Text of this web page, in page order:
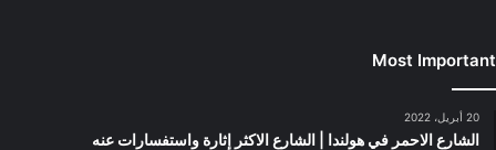
Most Important
20 أبريل، 2022
الشارع الاحمر في هولندا | الشارع الاكثر إثارة واستفسارات عنه